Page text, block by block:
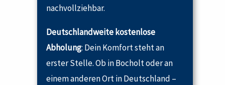
nachvollziehbar.
Deutschlandweite kostenlose
Abholung: Dein Komfort steht an
erster Stelle. Ob in Bocholt oder an
einem anderen Ort in Deutschland –